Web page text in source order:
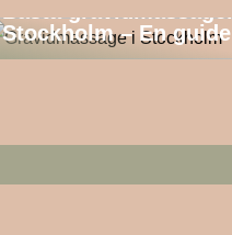
Stockholm – En guide